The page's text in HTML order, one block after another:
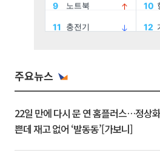
주요뉴스
22일 만에 다시 문 연 홈플러스…정상
쁜데 재고 없어 ‘발동동’[가보니]